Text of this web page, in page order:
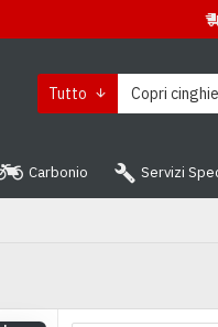
Tutto
Carbonio Servizi